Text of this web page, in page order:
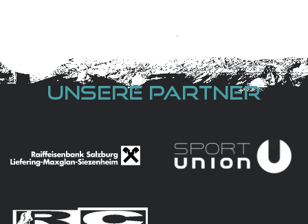
Unsere Partner